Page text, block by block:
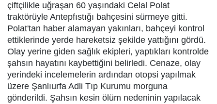
çiftçilikle uğraşan 60 yaşındaki Celal Polat
traktörüyle Antepfıstığı bahçesini sürmeye gitti.
Polat'tan haber alamayan yakınları, bahçeyi kontrol
ettiklerinde yerde hareketsiz şekilde yattığını gördü.
Olay yerine giden sağlık ekipleri, yaptıkları kontrolde
şahsın hayatını kaybettiğini belirledi. Cenaze, olay
yerindeki incelemelerin ardından otopsi yapılmak
üzere Şanlıurfa Adli Tıp Kurumu morguna
gönderildi. Şahsın kesin ölüm nedeninin yapılacak